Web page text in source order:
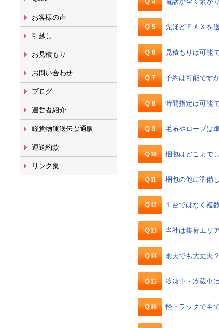
お客様の声
引越し
お見積もり
お問い合わせ
ブログ
運営者紹介
軽貨物運送伝票通販
運送約款
リンク集
Ｑ４ 電話が全く繋が
Ｑ５ 先ほどＦＡＸを
Ｑ６ 見積もりは可能
Ｑ７ 予約は可能です
Ｑ８ 時間指定は可能
Ｑ９ 毛布やロープは
Ｑ10 梱包はどこまで
Ｑ11 梱包の他に準備
Ｑ12 １台ではなく複
Ｑ13 当社は集荷エリ
Ｑ14 雨天でも大丈夫
Ｑ15 冷凍車・冷蔵車
Ｑ16 軽トラックで全